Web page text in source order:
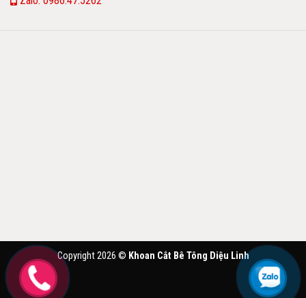
Copyright 2026 © Khoan Cắt Bê Tông Diệu Linh